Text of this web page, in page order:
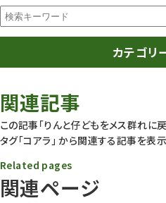
カテゴリ
動物園
動物園長のZooコラム
動物園その他
関連記事
この記事「りんと仔どもをメス群れに
タグ「コアラ」 から関連する記事を表示
関連ページ
Related pages